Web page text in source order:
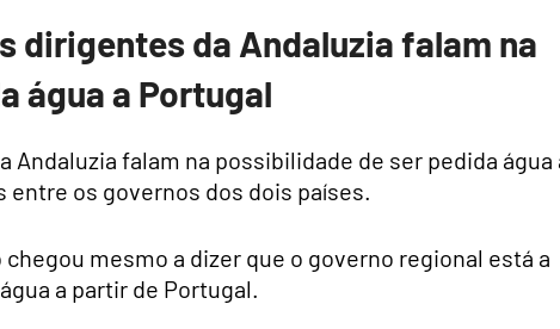
dirigentes da Andaluzia falam na
água a Portugal
Andaluzia falam na possibilidade de ser pedida água
os governos dos dois países.
mesmo a dizer que o governo regional está a
a partir de Portugal.